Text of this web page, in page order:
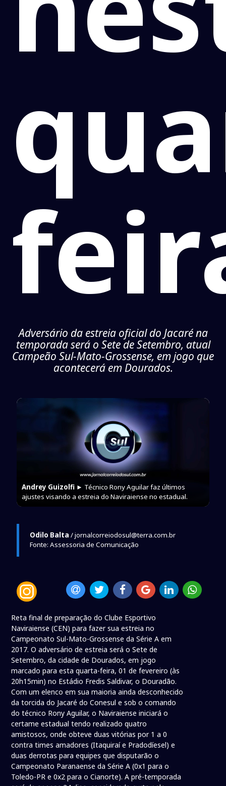
Adversário da estreia oficial do Jacaré na
temporada será o Sete de Setembro, atual
Campeão Sul-Mato-Grossense, em jogo que
acontecerá em Dourados.
Andrey Guizolfi► Técnico Rony Aguilar faz últimos
ajustes visando a estreia do Naviraiense no estadual.
Odilo Balta / jornalcorreiodosul@terra.com.br
Fonte: Assessoria de Comunicação
Reta final de preparação do Clube Esportivo
Naviraiense (CEN) para fazer sua estreia no
Campeonato Sul-Mato-Grossense da Série A em
2017. O adversário de estreia será o Sete de
Setembro, da cidade de Dourados, em jogo
marcado para esta quarta-feira, 01 de fevereiro (às
20h15min) no Estádio Fredis Saldivar, o Douradão.
Com um elenco em sua maioria ainda desconhecido
da torcida do Jacaré do Conesul e sob o comando
do técnico Rony Aguilar, o Naviraiense iniciará o
certame estadual tendo realizado quatro
amistosos, onde obteve duas vitórias por 1 a 0
contra times amadores (Itaquiraí e Pradodíesel) e
duas derrotas para equipes que disputarão o
Campeonato Paranaense da Série A (0x1 para o
Toledo-PR e 0x2 para o Cianorte). A pré-temporada